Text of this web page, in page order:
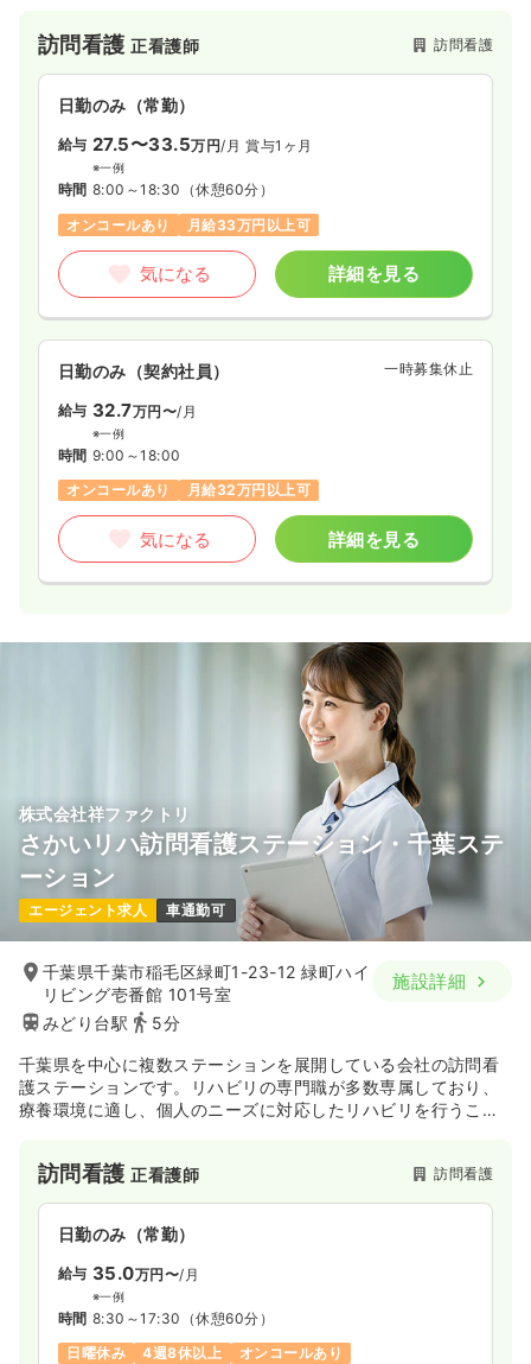
訪問看護正看護師 訪問看護
日勤のみ（常勤）
給与 27.5〜33.5万円/月 賞与1ヶ月
※一例
時間 8:00～18:30 （休憩60分）
オンコールあり
月給33万円以上可
気になる 詳細を見る
日勤のみ（契約社員） 一時募集休止
給与 32.7万円〜/月
※一例
時間 9:00～18:00
オンコールあり
月給32万円以上可
気になる 詳細を見る
株式会社祥ファクトリ
さかいリハ訪問看護ステーション・千葉ステ
ーション
エージェント求人 車通勤可
千葉県千葉市稲毛区緑町1-23-12 緑町ハイ
リビング壱番館 101号室
みどり台駅
5分
施設詳細
千葉県を中心に複数ステーションを展開している会社の訪問看
護ステーションです。リハビリの専門職が多数専属しており、
療養環境に適し、個人のニーズに対応したリハビリを行うこと
訪問看護正看護師 訪問看護
日勤のみ（常勤）
給与 35.0万円〜/月
※一例
時間 8:30～17:30 （休憩60分）
日曜休み
4週8休以上
オンコールあり